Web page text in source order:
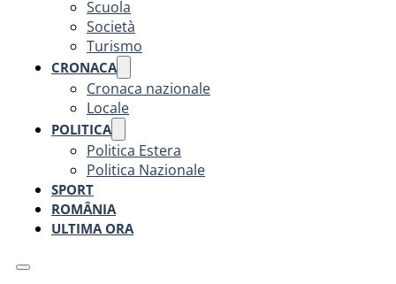
Scuola
Società
Turismo
CRONACA
Cronaca nazionale
Locale
POLITICA
Politica Estera
Politica Nazionale
SPORT
ROMÂNIA
ULTIMA ORA